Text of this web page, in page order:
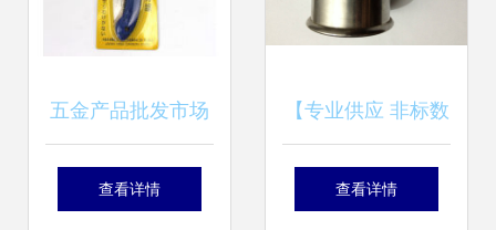
五金产品批发市场
洞悉 如何高效构建
查看详情
【专业供应 非标数
控加工产品 批发非
查看详情